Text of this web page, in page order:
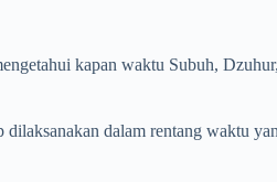
kapan waktu Subuh,
dalam rentang waktu